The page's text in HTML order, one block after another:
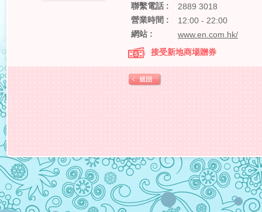
聯繫電話 :
2889 3018
營業時間 :
12:00 - 22:00
網站 :
www.en.com.hk/
接受新地商場贈券